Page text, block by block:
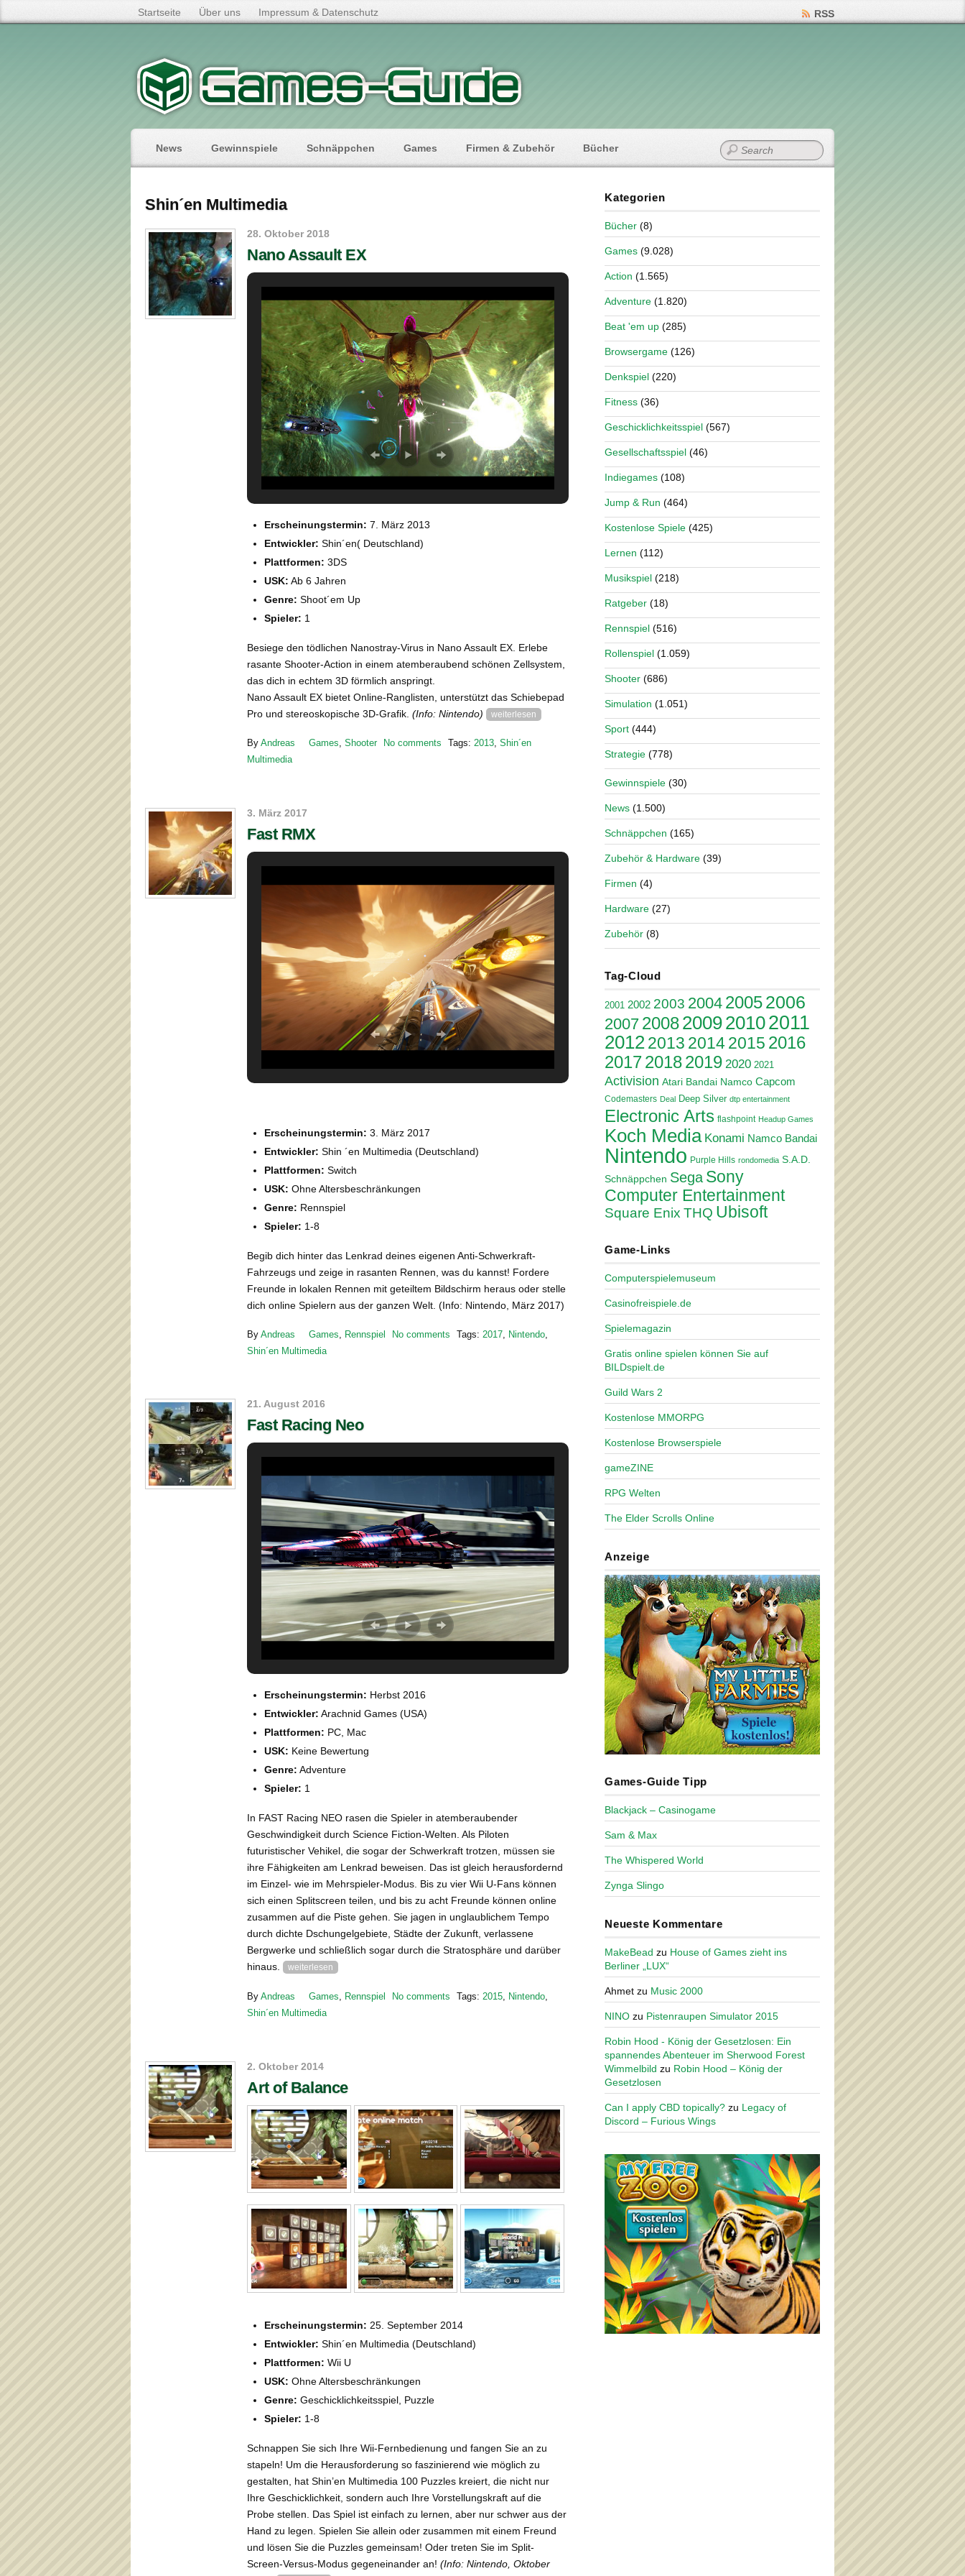
Startseite Über uns Impressum & Datenschutz RSS
News Gewinnspiele Schnäppchen Games Firmen & Zubehör Bücher
Shin´en Multimedia
28. Oktober 2018
Nano Assault EX
Erscheinungstermin: 7. März 2013
Entwickler: Shin´en( Deutschland)
Plattformen: 3DS
USK: Ab 6 Jahren
Genre: Shoot´em Up
Spieler: 1
Besiege den tödlichen Nanostray-Virus in Nano Assault EX. Erlebe
rasante Shooter-Action in einem atemberaubend schönen Zellsystem,
das dich in echtem 3D förmlich anspringt.
Nano Assault EX bietet Online-Ranglisten, unterstützt das Schiebepad
Pro und stereoskopische 3D-Grafik. (Info: Nintendo) weiterlesen
By Andreas Games, Shooter No comments Tags: 2013, Shin´en
Multimedia
3. März 2017
Fast RMX
Erscheinungstermin: 3. März 2017
Entwickler: Shin ´en Multimedia (Deutschland)
Plattformen: Switch
USK: Ohne Altersbeschränkungen
Genre: Rennspiel
Spieler: 1-8
Begib dich hinter das Lenkrad deines eigenen Anti-Schwerkraft-
Fahrzeugs und zeige in rasanten Rennen, was du kannst! Fordere
Freunde in lokalen Rennen mit geteiltem Bildschirm heraus oder stelle
dich online Spielern aus der ganzen Welt. (Info: Nintendo, März 2017)
By Andreas Games Rennspiel No comments Tags: 2017 Nintendo
Shin´en Multimedia
21. August 2016
Fast Racing Neo
Erscheinungstermin: Herbst 2016
Entwickler: Arachnid Games (USA)
Plattformen: PC, Mac
USK: Keine Bewertung
Genre: Adventure
Spieler: 1
In FAST Racing NEO rasen die Spieler in atemberaubender
Geschwindigkeit durch Science Fiction-Welten. Als Piloten
futuristischer Vehikel, die sogar der Schwerkraft trotzen, müssen sie
ihre Fähigkeiten am Lenkrad beweisen. Das ist gleich herausfordernd
im Einzel- wie im Mehrspieler-Modus. Bis zu vier Wii U-Fans können
sich einen Splitscreen teilen, und bis zu acht Freunde können online
zusammen auf die Piste gehen. Sie jagen in unglaublichem Tempo
durch dichte Dschungelgebiete, Städte der Zukunft, verlassene
Bergwerke und schließlich sogar durch die Stratosphäre und darüber
hinaus.
weiterlesen
By Andreas Games Rennspiel No comments Tags: 2015 Nintendo
Shin´en Multimedia
2. Oktober 2014
Art of Balance
Erscheinungstermin: 25. September 2014
Entwickler: Shin´en Multimedia (Deutschland)
Plattformen: Wii U
USK: Ohne Altersbeschränkungen
Genre: Geschicklichkeitsspiel, Puzzle
Spieler: 1-8
Schnappen Sie sich Ihre Wii-Fernbedienung und fangen Sie an zu
stapeln! Um die Herausforderung so faszinierend wie möglich zu
gestalten, hat Shin’en Multimedia 100 Puzzles kreiert, die nicht nur
Ihre Geschicklichkeit, sondern auch Ihre Vorstellungskraft auf die
Probe stellen. Das Spiel ist einfach zu lernen, aber nur schwer aus der
Hand zu legen. Spielen Sie allein oder zusammen mit einem Freund
und lösen Sie die Puzzles gemeinsam! Oder treten Sie im Split-
Screen-Versus-Modus gegeneinander an! (Info: Nintendo, Oktober
Kategorien
Bücher (8)
Games (9.028)
Action (1.565)
Adventure (1.820)
Beat 'em up (285)
Browsergame (126)
Denkspiel (220)
Fitness (36)
Geschicklichkeitsspiel (567)
Gesellschaftsspiel (46)
Indiegames (108)
Jump & Run (464)
Kostenlose Spiele (425)
Lernen (112)
Musikspiel (218)
Ratgeber (18)
Rennspiel (516)
Rollenspiel (1.059)
Shooter (686)
Simulation (1.051)
Sport (444)
Strategie (778)
Gewinnspiele (30)
News (1.500)
Schnäppchen (165)
Zubehör & Hardware (39)
Firmen (4)
Hardware (27)
Zubehör (8)
Tag-Cloud
2001 2002 2003 2004 20052006
2007 2008200920102011
20122013 20142015 2016
201720182019 2020 2021
Activision Atari Bandai Namco Capcom
Codemasters Deal Deep Silver dtp entertainment
Electronic Arts flashpoint Headup Games
Koch Media Konami Namco Bandai
Nintendo Purple Hills rondomedia S.A.D.
Schnäppchen Sega Sony
Computer Entertainment
Square Enix THQ Ubisoft
Game-Links
Computerspielemuseum
Casinofreispiele.de
Spielemagazin
Gratis online spielen können Sie auf
BILDspielt.de
Guild Wars 2
Kostenlose MMORPG
Kostenlose Browserspiele
gameZINE
RPG Welten
The Elder Scrolls Online
Anzeige
Games-Guide Tipp
Blackjack – Casinogame
Sam & Max
The Whispered World
Zynga Slingo
Neueste Kommentare
MakeBead zu House of Games zieht ins
Berliner „LUX“
Ahmet zu Music 2000
NINO zu Pistenraupen Simulator 2015
Robin Hood - König der Gesetzlosen: Ein
spannendes Abenteuer im Sherwood Forest
Wimmelbild zu Robin Hood – König der
Gesetzlosen
Can I apply CBD topically? zu Legacy of
Discord – Furious Wings